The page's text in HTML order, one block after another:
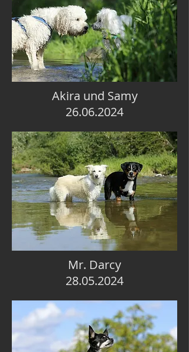
Akira und Samy
26.06.2024
Mr. Darcy
28.05.2024